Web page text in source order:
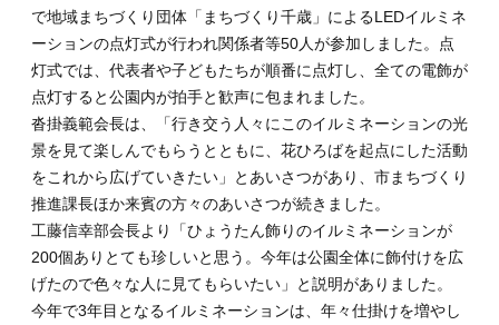
で地域まちづくり団体「まちづくり千歳」によるLEDイルミネ
ーションの点灯式が行われ関係者等50人が参加しました。点
灯式では、代表者や子どもたちが順番に点灯し、全ての電飾が
点灯すると公園内が拍手と歓声に包まれました。
沓掛義範会長は、「行き交う人々にこのイルミネーションの光
景を見て楽しんでもらうとともに、花ひろばを起点にした活動
をこれから広げていきたい」とあいさつがあり、市まちづくり
推進課長ほか来賓の方々のあいさつが続きました。
工藤信幸部会長より「ひょうたん飾りのイルミネーションが
200個ありとても珍しいと思う。今年は公園全体に飾付けを広
げたので色々な人に見てもらいたい」と説明がありました。
今年で3年目となるイルミネーションは、年々仕掛けを増やし